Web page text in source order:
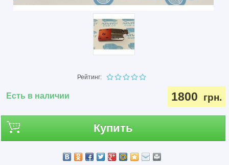
Рейтинг:
Есть в наличии 1800 грн.
Купить